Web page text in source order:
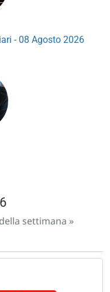
- 08 Agosto 2026
settimana »